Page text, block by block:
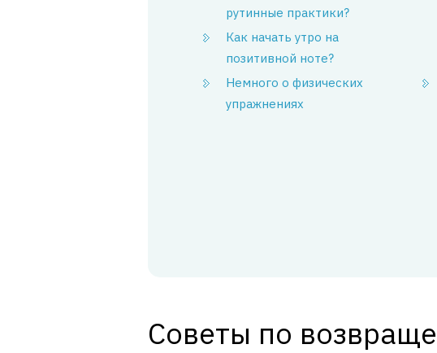
рутинные практики?
Как начать утро на
позитивной ноте?
Немного о физических
упражнениях
Советы по